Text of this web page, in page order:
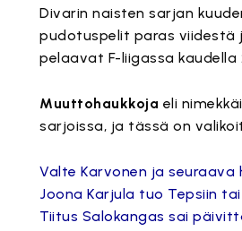
Divarin naisten sarjan
pudotuspelit paras viidestä
pelaavat F-liigassa kaudella
Muuttohaukkoja eli
sarjoissa, ja tässä on
Valte Karvonen ja seuraava
Joona Karjula tuo Tepsiin
Tiitus Salokangas sai